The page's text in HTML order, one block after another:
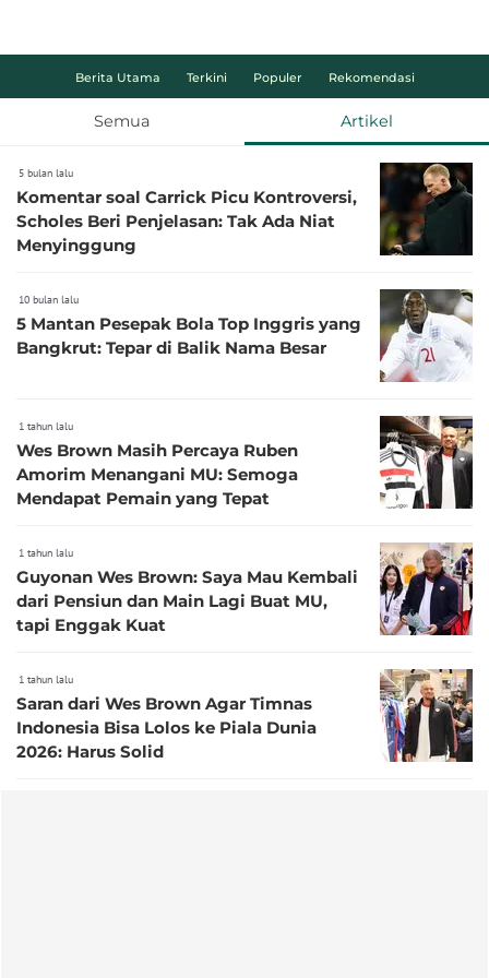
Berita Utama Terkini Populer Rekomendasi
Semua Artikel
5 bulan lalu
Komentar soal Carrick Picu Kontroversi,
Scholes Beri Penjelasan: Tak Ada Niat
Menyinggung
10 bulan lalu
5 Mantan Pesepak Bola Top Inggris yang
Bangkrut: Tepar di Balik Nama Besar
1 tahun lalu
Wes Brown Masih Percaya Ruben
Amorim Menangani MU: Semoga
Mendapat Pemain yang Tepat
1 tahun lalu
Guyonan Wes Brown: Saya Mau Kembali
dari Pensiun dan Main Lagi Buat MU,
tapi Enggak Kuat
1 tahun lalu
Saran dari Wes Brown Agar Timnas
Indonesia Bisa Lolos ke Piala Dunia
2026: Harus Solid